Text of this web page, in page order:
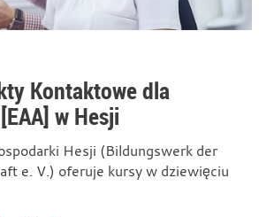
Kontaktowe dla
w Hesji
Hesji (Bildungswerk der
e. V.) oferuje kursy w dziewięciu